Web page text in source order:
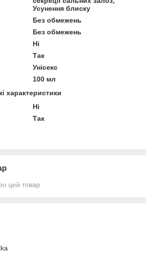
Усунення блиску
Без обмежень
Без обмежень
Ні
Так
Унісекс
100 мл
характеристики
Ні
Так
цей товар